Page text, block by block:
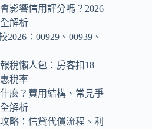
影響信用評分嗎？2026
解析
2026：00929、00939、
稅懶人包：房客扣18
稅率
麼？費用結構、常見爭
解析
略：信貸代償流程、利